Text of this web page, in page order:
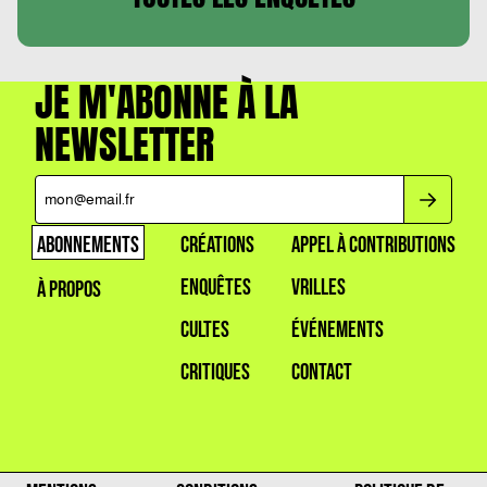
JE M'ABONNE À LA
NEWSLETTER
ABONNEMENTS
À PROPOS
CRÉATIONS
ENQUÊTES
CULTES
CRITIQUES
APPEL À CONTRIBUTIONS
VRILLES
ÉVÉNEMENTS
CONTACT